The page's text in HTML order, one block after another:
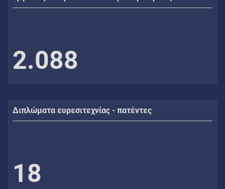
2.088
Διπλώματα ευρεσιτεχνίας - πατέντες
18